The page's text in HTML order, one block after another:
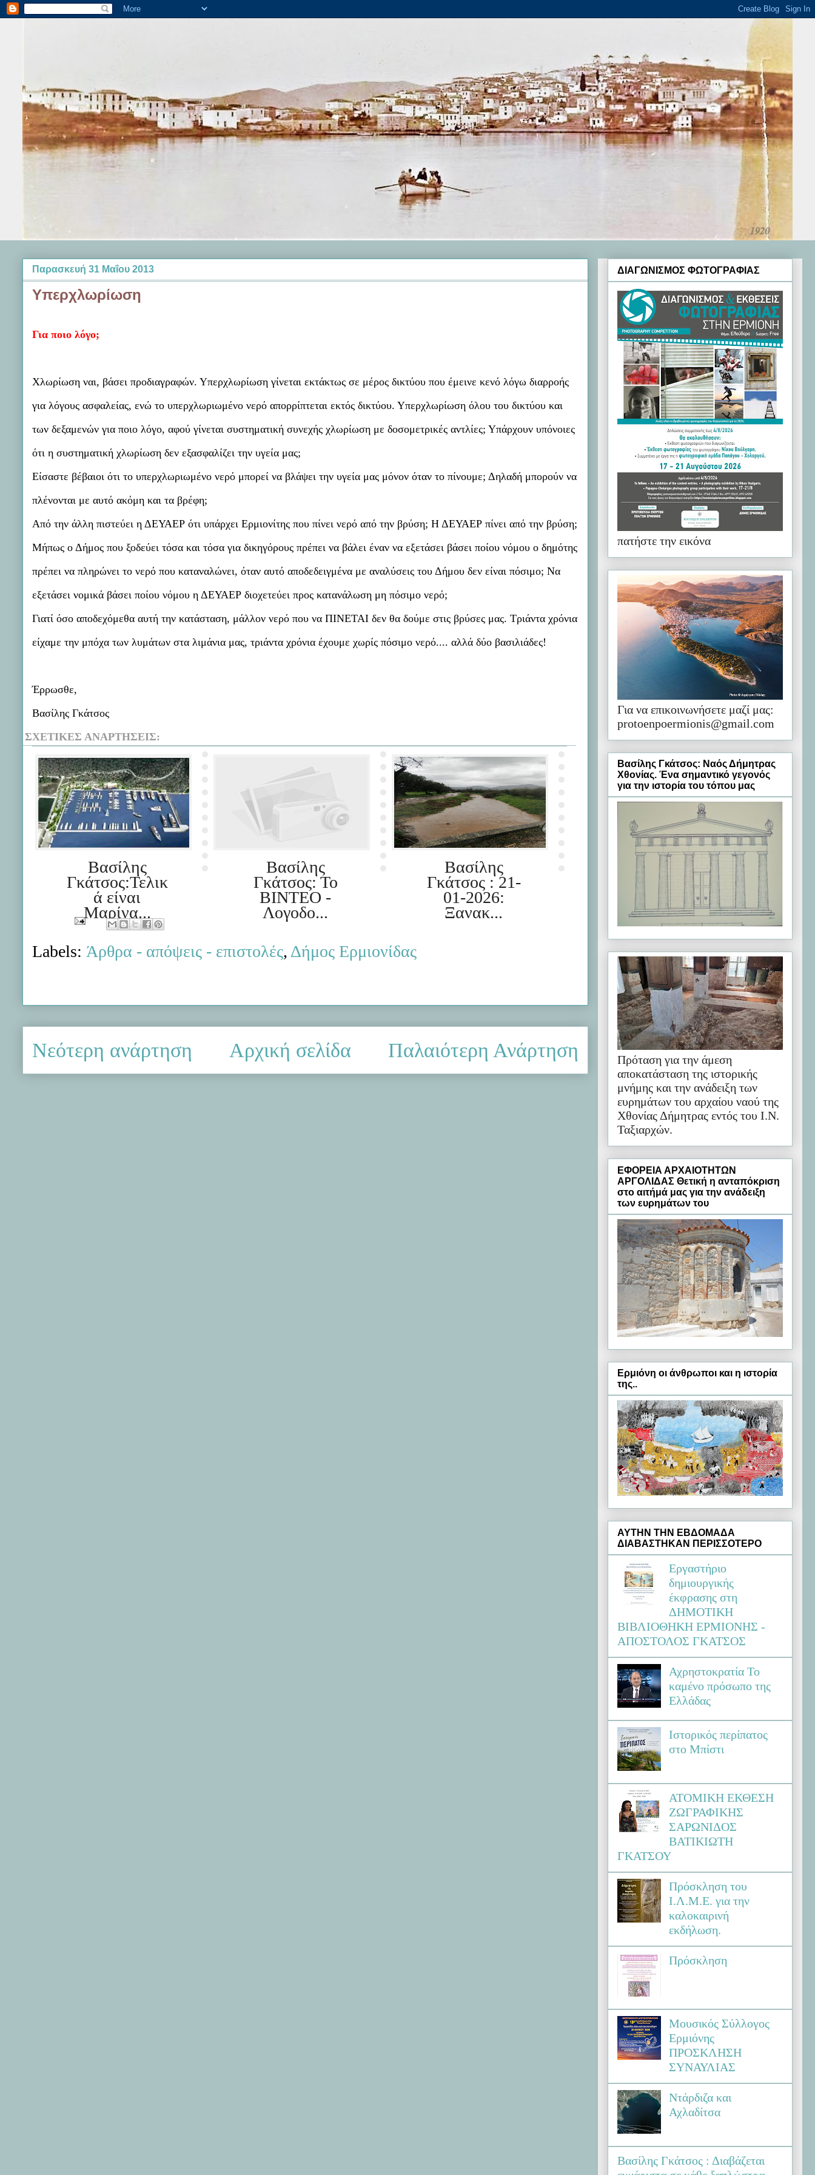
Παρασκευή 31 Μαΐου 2013
Υπερχλωρίωση
Για ποιο λόγο;
Χλωρίωση ναι, βάσει προδιαγραφών. Υπερχλωρίωση γίνεται εκτάκτως σε μέρος δικτύου που έμεινε κενό λόγω διαρροής
για λόγους ασφαλείας, ενώ το υπερχλωριωμένο νερό απορρίπτεται εκτός δικτύου. Υπερχλωρίωση όλου του δικτύου και
των δεξαμενών για ποιο λόγο, αφού γίνεται συστηματική συνεχής χλωρίωση με δοσομετρικές αντλίες; Υπάρχουν υπόνοιες
ότι η συστηματική χλωρίωση δεν εξασφαλίζει την υγεία μας;
Είσαστε βέβαιοι ότι το υπερχλωριωμένο νερό μπορεί να βλάψει την υγεία μας μόνον όταν το πίνουμε; Δηλαδή μπορούν να
πλένονται με αυτό ακόμη και τα βρέφη;
Από την άλλη πιστεύει η ΔΕΥΑΕΡ ότι υπάρχει Ερμιονίτης που πίνει νερό από την βρύση; Η ΔΕΥΑΕΡ πίνει από την βρύση;
Μήπως ο Δήμος που ξοδεύει τόσα και τόσα για δικηγόρους πρέπει να βάλει έναν να εξετάσει βάσει ποίου νόμου ο δημότης
πρέπει να πληρώνει το νερό που καταναλώνει, όταν αυτό αποδεδειγμένα με αναλύσεις του Δήμου δεν είναι πόσιμο; Να
εξετάσει νομικά βάσει ποίου νόμου η ΔΕΥΑΕΡ διοχετεύει προς κατανάλωση μη πόσιμο νερό;
Γιατί όσο αποδεχόμεθα αυτή την κατάσταση, μάλλον νερό που να ΠΙΝΕΤΑΙ δεν θα δούμε στις βρύσες μας. Τριάντα χρόνια
είχαμε την μπόχα των λυμάτων στα λιμάνια μας, τριάντα χρόνια έχουμε χωρίς πόσιμο νερό.... αλλά δύο βασιλιάδες!
Έρρωσθε,
Βασίλης Γκάτσος
ΣΧΕΤΙΚΈΣ ΑΝΑΡΤΉΣΕΙΣ:
Βασίλης
Γκάτσος:Τελικ
ά είναι
Μαρίνα...
Βασίλης
Γκάτσος: Το
ΒΙΝΤΕΟ -
Λογοδο...
Βασίλης
Γκάτσος : 21-
01-2026:
Ξανακ...
Labels: Άρθρα - απόψεις - επιστολές, Δήμος Ερμιονίδας
Νεότερη ανάρτηση Παλαιότερη Ανάρτηση
Αρχική σελίδα
ΔΙΑΓΩΝΙΣΜΟΣ ΦΩΤΟΓΡΑΦΙΑΣ
πατήστε την εικόνα
Για να επικοινωνήσετε μαζί μας:
protoenpoermionis@gmail.com
Βασίλης Γκάτσος: Ναός Δήμητρας
Χθονίας. Ένα σημαντικό γεγονός
για την ιστορία του τόπου μας
Πρόταση για την άμεση
αποκατάσταση της ιστορικής
μνήμης και την ανάδειξη των
ευρημάτων του αρχαίου ναού της
Χθονίας Δήμητρας εντός του Ι.Ν.
Ταξιαρχών.
ΕΦΟΡΕΙΑ ΑΡΧΑΙΟΤΗΤΩΝ
ΑΡΓΟΛΙΔΑΣ Θετική η ανταπόκριση
στο αιτήμά μας για την ανάδειξη
των ευρημάτων του
Ερμιόνη oι άνθρωποι και η ιστορία
της..
ΑΥΤΗΝ ΤΗΝ ΕΒΔΟΜΑΔΑ
ΔΙΑΒΑΣΤΗΚΑΝ ΠΕΡΙΣΣΟΤΕΡΟ
Εργαστήριο
δημιουργικής
έκφρασης στη
ΔΗΜΟΤΙΚΗ
ΒΙΒΛΙΟΘΗΚΗ ΕΡΜΙΟΝΗΣ -
ΑΠΟΣΤΟΛΟΣ ΓΚΑΤΣΟΣ
Αχρηστοκρατία Το
καμένο πρόσωπο της
Ελλάδας
Ιστορικός περίπατος
στο Μπίστι
ΑΤΟΜΙΚΗ ΕΚΘΕΣΗ
ΖΩΓΡΑΦΙΚΗΣ
ΣΑΡΩΝΙΔΟΣ
ΒΑΤΙΚΙΩΤΗ
ΓΚΑΤΣΟΥ
Πρόσκληση του
Ι.Λ.Μ.Ε. για την
καλοκαιρινή
εκδήλωση.
Πρόσκληση
Μουσικός Σύλλογος
Ερμιόνης
ΠΡΟΣΚΛΗΣΗ
ΣΥΝΑΥΛΙΑΣ
Ντάρδιζα και
Αχλαδίτσα
Βασίλης Γκάτσος : Διαβάζεται